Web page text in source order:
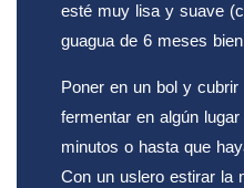
esté muy lisa y suave
guagua de 6 meses
Poner en un bol y
fermentar en algún
minutos o hasta que
Con un uslero estirar la